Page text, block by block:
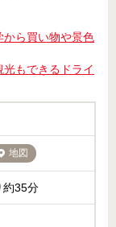
ら買い物や景色
もできるドライ
地図
約35分